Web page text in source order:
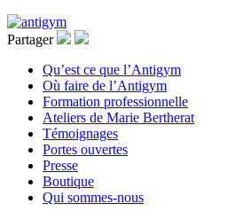
Partager
Qu’est ce que l’Antigym
Où faire de l’Antigym
Formation professionnelle
Ateliers de Marie Bertherat
Témoignages
Portes ouvertes
Presse
Boutique
Qui sommes-nous